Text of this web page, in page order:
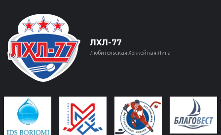
ЛХЛ-77
Любительская Хоккейная Лига